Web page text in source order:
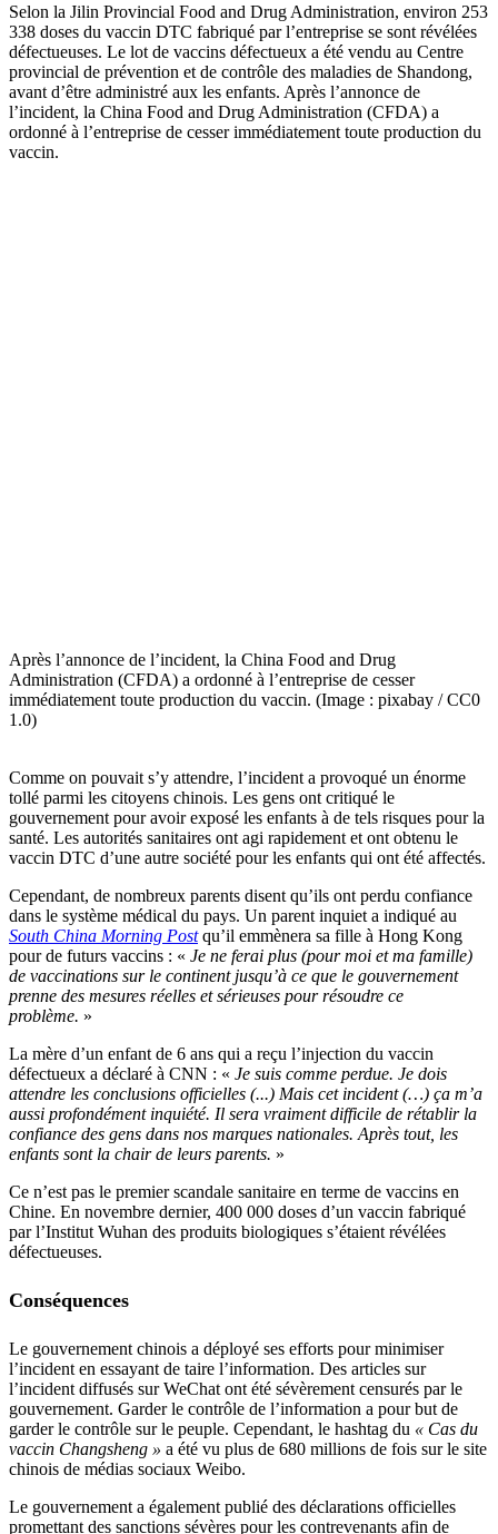
Selon la Jilin Provincial Food and Drug Administration, environ 253
338 doses du vaccin DTC fabriqué par l’entreprise se sont révélées
défectueuses. Le lot de vaccins défectueux a été vendu au Centre
provincial de prévention et de contrôle des maladies de Shandong,
avant d’être administré aux les enfants. Après l’annonce de
l’incident, la China Food and Drug Administration (CFDA) a
ordonné à l’entreprise de cesser immédiatement toute production du
vaccin.
Après l’annonce de l’incident, la China Food and Drug
Administration (CFDA) a ordonné à l’entreprise de cesser
immédiatement toute production du vaccin. (Image : pixabay / CC0
1.0)
Comme on pouvait s’y attendre, l’incident a provoqué un énorme
tollé parmi les citoyens chinois. Les gens ont critiqué le
gouvernement pour avoir exposé les enfants à de tels risques pour la
santé. Les autorités sanitaires ont agi rapidement et ont obtenu le
vaccin DTC d’une autre société pour les enfants qui ont été affectés.
Cependant, de nombreux parents disent qu’ils ont perdu confiance
dans le système médical du pays. Un parent inquiet a indiqué au
South China Morning Postqu’il emmènera sa fille à Hong Kong
pour de futurs vaccins : « Je ne ferai plus (pour moi et ma famille)
de vaccinations sur le continent jusqu’à ce que le gouvernement
prenne des mesures réelles et sérieuses pour résoudre ce
problème. »
La mère d’un enfant de 6 ans qui a reçu l’injection du vaccin
défectueux a déclaré à CNN : « Je suis comme perdue. Je dois
attendre les conclusions officielles (...) Mais cet incident (…) ça m’a
aussi profondément inquiété. Il sera vraiment difficile de rétablir la
confiance des gens dans nos marques nationales. Après tout, les
enfants sont la chair de leurs parents. »
Ce n’est pas le premier scandale sanitaire en terme de vaccins en
Chine. En novembre dernier, 400 000 doses d’un vaccin fabriqué
par l’Institut Wuhan des produits biologiques s’étaient révélées
défectueuses.
Conséquences
Le gouvernement chinois a déployé ses efforts pour minimiser
l’incident en essayant de taire l’information. Des articles sur
l’incident diffusés sur WeChat ont été sévèrement censurés par le
gouvernement. Garder le contrôle de l’information a pour but de
garder le contrôle sur le peuple. Cependant, le hashtag du « Cas du
vaccin Changsheng » a été vu plus de 680 millions de fois sur le site
chinois de médias sociaux Weibo.
Le gouvernement a également publié des déclarations officielles
promettant des sanctions sévères pour les contrevenants afin de